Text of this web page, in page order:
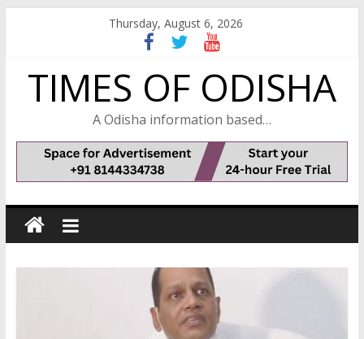
Thursday, August 6, 2026
TIMES OF ODISHA
A Odisha information based…